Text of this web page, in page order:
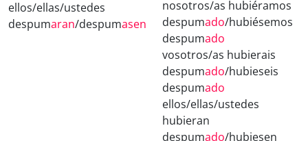
ellos/ellas/ustedes
despumaran/despumasen
nosotros/as hubiéramos
despumado/hubiésemos
despumado
vosotros/as hubierais
despumado/hubieseis
despumado
ellos/ellas/ustedes
hubieran
despumado/hubiesen